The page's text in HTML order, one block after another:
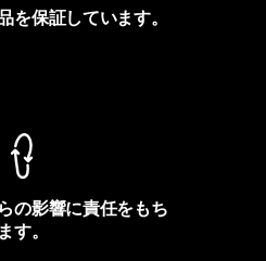
を保証しています。
の影響に責任をもち
ます。